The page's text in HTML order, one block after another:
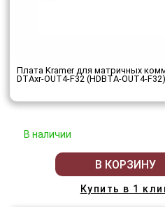
Плата Kramer для матричных
DTAxr-OUT4-F32 (HDBTA-OUT4-
В наличии
В КОРЗИНУ
Купить в 1